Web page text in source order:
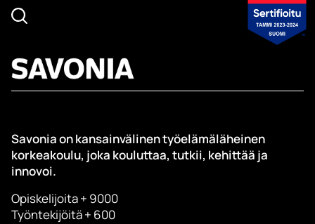
Savonia on kansainvälinen työelämäläheinen
korkeakoulu, joka kouluttaa, tutkii, kehittää ja
innovoi.
Opiskelijoita + 9000
Työntekijöitä + 600